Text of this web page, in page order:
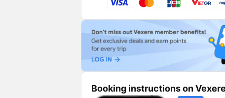
Booking instructions on Vexere